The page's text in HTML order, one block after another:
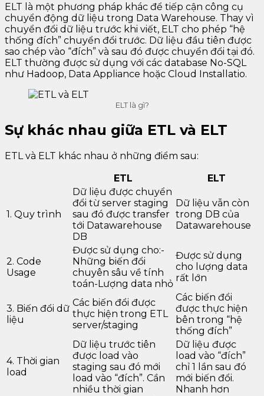
ELT là một phương pháp khác để tiếp cận công cụ
chuyển động dữ liệu trong Data Warehouse. Thay vì
chuyển đổi dữ liệu trước khi viết, ELT cho phép “hệ
thống đích” chuyển đổi trước. Dữ liệu đầu tiên được
sao chép vào “đích” và sau đó được chuyển đổi tại đó.
ELT thường được sử dụng với các database No-SQL
như Hadoop, Data Appliance hoặc Cloud Installatio.
ELT là gì?
Sự khác nhau giữa ETL và ELT
ETL và ELT khác nhau ở những điểm sau:
ETL
ELT
1. Quy trình
Dữ liệu được chuyển
đổi từ server staging
sau đó được transfer
tới Datawarehouse
DB
Dữ liệu vẫn còn
trong DB của
Datawarehouse
2. Code
Usage
Được sử dụng cho:-
Những biến đổi
chuyên sâu về tính
toán-Lượng data nhỏ
Được sử dụng
cho lượng data
rất lớn
3. Biến đổi dữ
liệu
Các biến đổi được
thực hiện trong ETL
server/staging
Các biến đổi
được thực hiện
bên trong “hệ
thống đích”
4. Thời gian
load
Dữ liệu trước tiên
được load vào
staging sau đó mới
load vào “đích”. Cần
nhiều thời gian
Dữ liệu được
load vào “đích”
chỉ 1 lần sau đó
mới biến đổi.
Nhanh hơn